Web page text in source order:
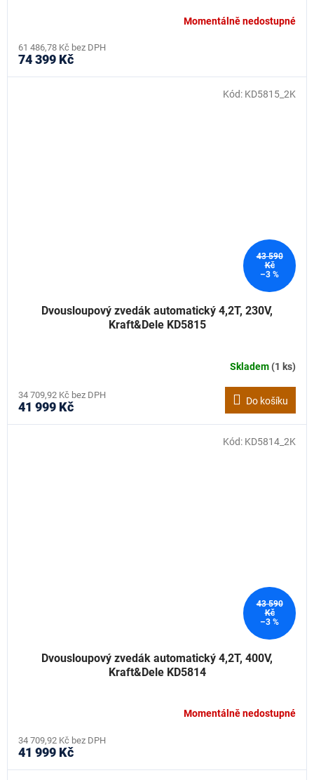
Momentálně nedostupné
61 486,78 Kč bez DPH
74 399 Kč
43 590
Kč
–3 %
Dvousloupový zvedák automatický 4,2T, 230V,
Kraft&Dele KD5815
Skladem(1 ks)
34 709,92 Kč bez DPH
41 999 Kč Do košíku
Kód: KD5815_2K
43 590
Kč
–3 %
Dvousloupový zvedák automatický 4,2T, 400V,
Kraft&Dele KD5814
Momentálně nedostupné
34 709,92 Kč bez DPH
41 999 Kč
Kód: KD5814_2K